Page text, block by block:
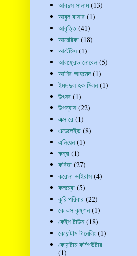
আবদুস সালাম (13)
আবুল বাসার (1)
আবৃত্তি (41)
আমেরিকা (18)
আর্টেমিস (1)
আলফ্রেড নোবেল (5)
আশির আহমেদ (1)
ইমদাদুল হক মিলন (1)
উৎসব (1)
উপন্যাস (22)
এক্স-রে (1)
এডেলেইড (8)
এলিয়েন (1)
কন্যা (1)
কবিতা (27)
করোনা ভাইরাস (4)
কলম্বো (5)
কুরি পরিবার (22)
কে এস কৃষ্ণান (1)
কেইপ টাউন (18)
কোয়ান্টাম টানেলিং (1)
কোয়ান্টাম কম্পিউটার
(1)